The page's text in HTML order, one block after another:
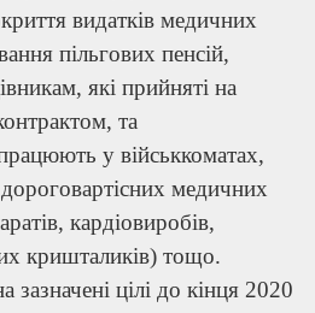
видатків медичних
пільгових пенсій,
які прийняті на
та
у військкоматах,
медичних
кардіовиробів,
кришталиків) тощо.
зазначені цілі до кінця 2020